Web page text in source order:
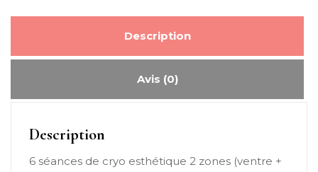
Description
Avis (0)
Description
6 séances de cryo esthétique 2 zones (ventre +